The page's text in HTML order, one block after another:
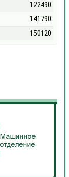
122490
141790
150120